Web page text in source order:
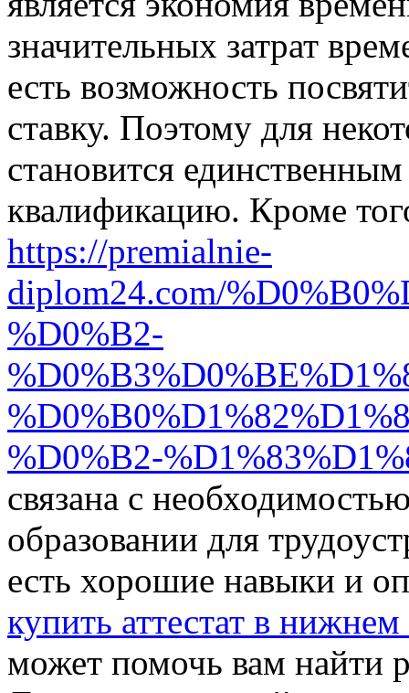
значительных затрат
есть возможность
ставку. Поэтому для
становится
квалификацию. Кроме
https://premialnie-
diplom24.com/
%D0%B2-
%D0%B2-
связана с
образовании для
есть хорошие навыки и
купить аттестат в
может помочь вам найти